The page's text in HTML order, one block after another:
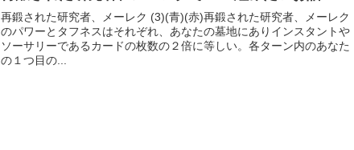
再鍛された研究者、メーレク (3)(青)(赤)再鍛された研究者、メーレク
のパワーとタフネスはそれぞれ、あなたの墓地にありインスタントや
ソーサリーであるカードの枚数の２倍に等しい。各ターン内のあなた
の１つ目の...